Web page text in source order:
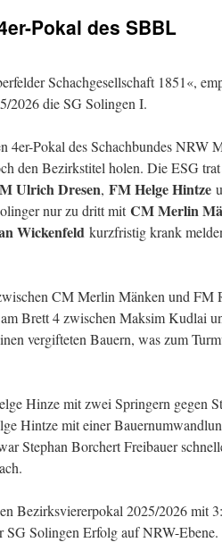
Pokal des SBBL
Schachgesellschaft 1851«,
2026 die SG Solingen I.
4er-Pokal des Schachbundes NRW
den Bezirkstitel holen. Die ESG
Ulrich Dresen, FM Helge Hintze
nur zu dritt mitCM Merlin
Wickenfeld kurzfristig krank
CM Merlin Mänken und FM
Brett 4 zwischen Maksim Kudlai
vergifteten Bauern, was zum
Hinze mit zwei Springern gegen
Hintze mit einer
Stephan Borchert Freibauer
Bezirksviererpokal 2025/2026 mit
SG Solingen Erfolg auf NRW-Ebene.